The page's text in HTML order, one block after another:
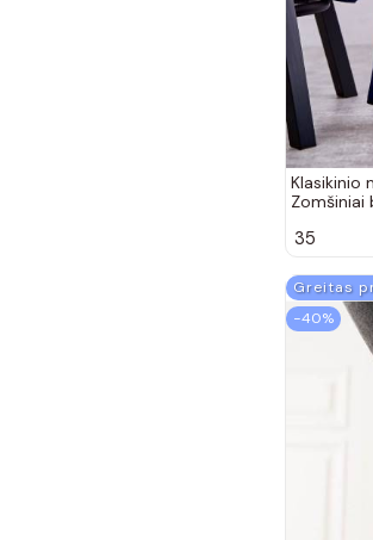
Klasikinio
Zomšiniai
35
Greitas
−40%